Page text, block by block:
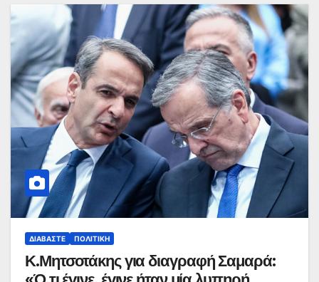
ΔΙΑΒΆΣΤΕ ΠΟΛΙΤΙΚΉ
Κ.Μητσοτάκης για διαγραφή Σαμαρά: